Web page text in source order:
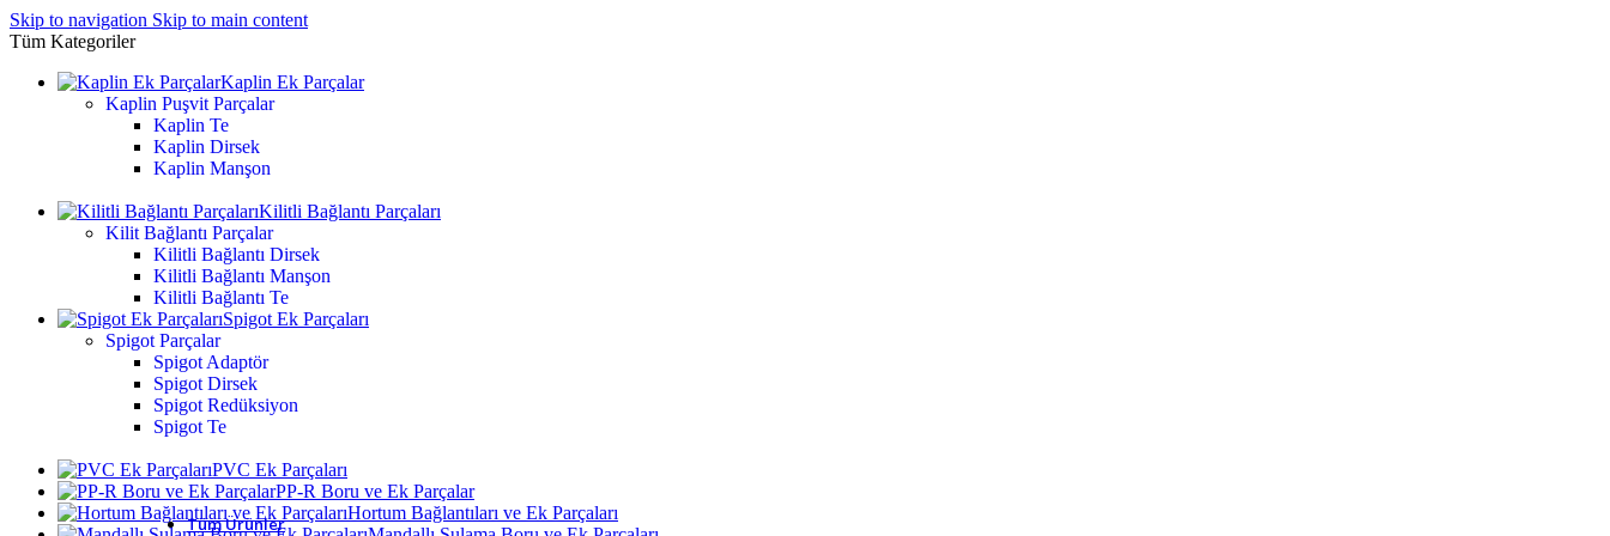
Skip to navigation Skip to main content
Tüm Kategoriler
Kaplin Ek Parçalar
Kaplin Puşvit Parçalar
Kaplin Te
Kaplin Dirsek
Kaplin Manşon
Kilitli Bağlantı Parçaları
Kilit Bağlantı Parçalar
Kilitli Bağlantı Dirsek
Kilitli Bağlantı Manşon
Kilitli Bağlantı Te
Spigot Ek Parçaları
Spigot Parçalar
Spigot Adaptör
Spigot Dirsek
Spigot Redüksiyon
Spigot Te
PVC Ek Parçaları
PP-R Boru ve Ek Parçalar
Hortum Bağlantıları ve Ek Parçaları
Tüm Ürünler